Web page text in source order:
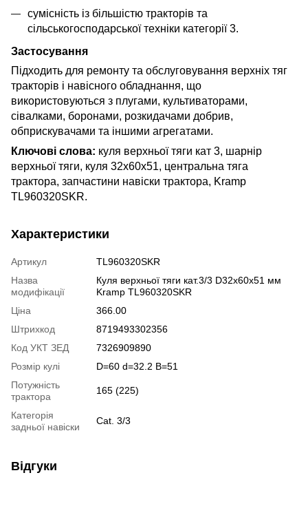
сумісність із більшістю тракторів та
сільськогосподарської техніки категорії 3.
Застосування
Підходить для ремонту та обслуговування верхніх тяг
тракторів і навісного обладнання, що
використовуються з плугами, культиваторами,
сівалками, боронами, розкидачами добрив,
обприскувачами та іншими агрегатами.
Ключові слова: куля верхньої тяги кат 3, шарнір
верхньої тяги, куля 32х60х51, центральна тяга
трактора, запчастини навіски трактора, Kramp
TL960320SKR.
Характеристики
Артикул
TL960320SKR
Назва
модифікації
Куля верхньої тяги кат.3/3 D32x60x51 мм
Kramp TL960320SKR
Ціна
366.00
Штрихкод
8719493302356
Код УКТ ЗЕД
7326909890
Розмір кулі
D=60 d=32.2 B=51
Потужність
трактора
165 (225)
Категорія
задньої навіски
Cat. 3/3
Відгуки